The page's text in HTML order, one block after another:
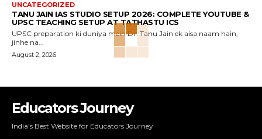
UNCATEGORIZED
TANU JAIN IAS STUDIO SETUP 2026: COMPLETE YOUTUBE &
UPSC TEACHING SETUP AT TATHASTU ICS
UPSC preparation ki duniya mein Dr. Tanu Jain ek aisa naam hain,
jinhe na...
August 2, 2026
Educators Journey
India's Best Website for Educators Journey